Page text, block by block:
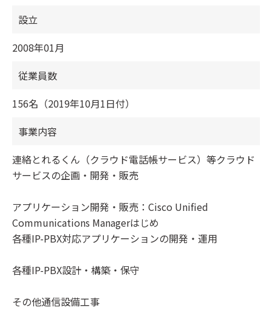
設立
2008年01月
従業員数
156名（2019年10月1日付）
事業内容
連絡とれるくん（クラウド電話帳サービス）等クラウド
サービスの企画・開発・販売
アプリケーション開発・販売：Cisco Unified
Communications Managerはじめ
各種IP-PBX対応アプリケーションの開発・運用
各種IP-PBX設計・構築・保守
その他通信設備工事